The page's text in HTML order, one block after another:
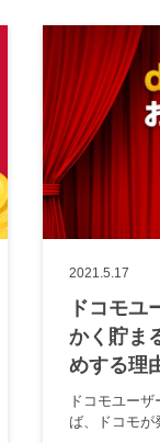
2021.5.17
ドコモユ
かく貯ま
めする理
ドコモユー
ば、ドコモが